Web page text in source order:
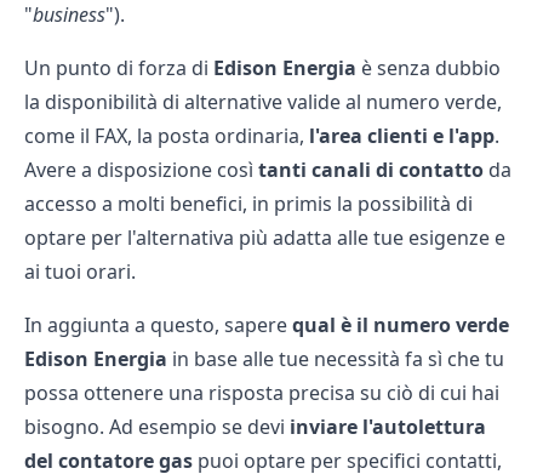
"business").
Un punto di forza di Edison Energia è senza dubbio
la disponibilità di alternative valide al numero verde,
come il FAX, la posta ordinaria, l'area clienti e l'app.
Avere a disposizione così tanti canali di contatto da
accesso a molti benefici, in primis la possibilità di
optare per l'alternativa più adatta alle tue esigenze e
ai tuoi orari.
In aggiunta a questo, saperequal è il numero verde
Edison Energia in base alle tue necessità fa sì che tu
possa ottenere una risposta precisa su ciò di cui hai
bisogno. Ad esempio se devi inviare l'autolettura
del contatore gas puoi optare per specifici contatti,